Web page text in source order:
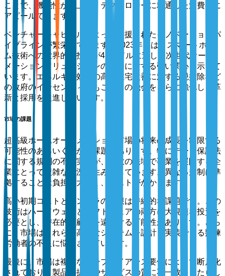
ことで、機能性が向上し、テクノロジーに精通した消費者に
アピールできます。
ベンチャーキャピタルによって支援されたイノベーションパ
イプラインが繁栄しています。2023年には、スマートホー
ム技術への世界的な投資が45億ドルに達し、次世代オート
メーションソリューションの開発に対する強い関心を示して
います。エネルギー効率の高い住宅改善に対する税控除など
の政府のインセンティブもこれらの機会をさらに強化し、革
新と採用を促進しています。
市場の課題
超高級ホームオートメーション市場の将来の成長を制限する
可能性のあるいくつかの課題があります。特にデータ保護法
に関する規制の不確実性が、複数の法域で事業を展開する企
業にとって複雑な状況を生み出しています。異なる規制に準
拠することは負担が大きく、コストがかかります。
高い初期コストとインフラの制限は持続的な課題です。この
技術はハードウェアとソフトウェアの両方に大規模な投資を
必要とし、潜在的な顧客を遠ざける可能性があります。さら
に、市場はこれらの高度なシステムを設計し実装できる熟練
労働者の不足に悩まされています。
最後に、市場は複雑なコンプライアンス要件によって断片化
されており、製品の提供やサービスの質に不一致をもたらし